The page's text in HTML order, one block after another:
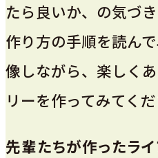
たら良いか、の気づき
作り方の手順を読ん
像しながら、楽しく
リーを作ってみてくだ
先輩たちが作ったラ